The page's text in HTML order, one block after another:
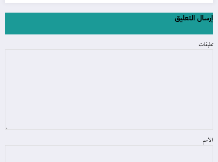
إرسال التعليق
تعليقات
الاسم